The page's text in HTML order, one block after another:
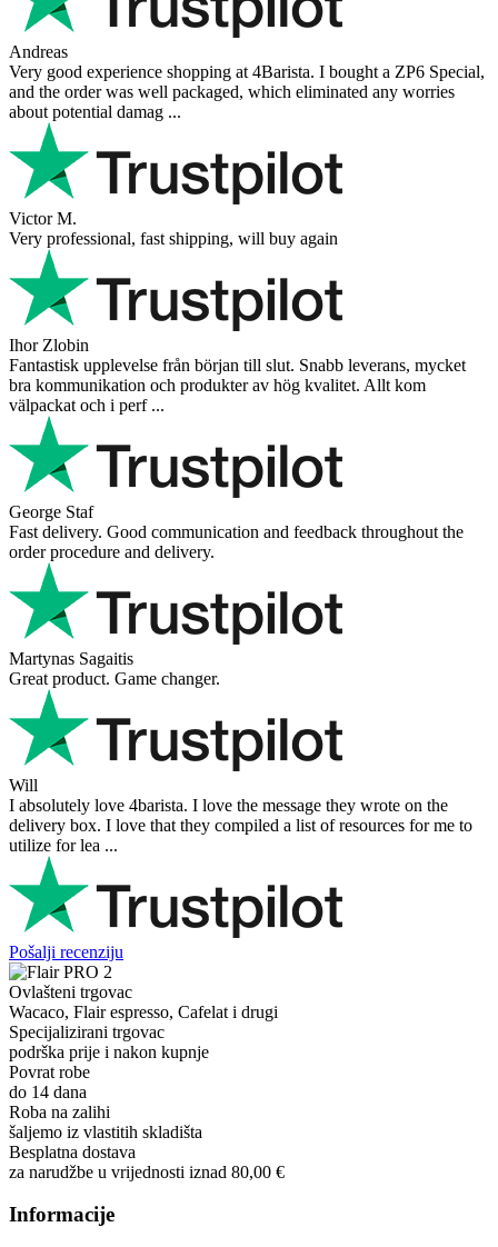
Andreas
Very good experience shopping at 4Barista. I bought a ZP6 Special,
and the order was well packaged, which eliminated any worries
about potential damag ...
Victor M.
Very professional, fast shipping, will buy again
Ihor Zlobin
Fantastisk upplevelse från början till slut. Snabb leverans, mycket
bra kommunikation och produkter av hög kvalitet. Allt kom
välpackat och i perf ...
George Staf
Fast delivery. Good communication and feedback throughout the
order procedure and delivery.
Martynas Sagaitis
Great product. Game changer.
Will
I absolutely love 4barista. I love the message they wrote on the
delivery box. I love that they compiled a list of resources for me to
utilize for lea ...
Pošalji recenziju
Ovlašteni trgovac
Wacaco, Flair espresso, Cafelat i drugi
Specijalizirani trgovac
podrška prije i nakon kupnje
Povrat robe
do 14 dana
Roba na zalihi
šaljemo iz vlastitih skladišta
Besplatna dostava
za narudžbe u vrijednosti iznad 80,00 €
Informacije